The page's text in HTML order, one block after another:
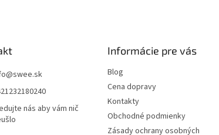
@swee.sk
nás aby vám nič
Informácie pre vás
Blog
Cena dopravy
Kontakty
Obchodné podmienky
Zásady ochrany osobných